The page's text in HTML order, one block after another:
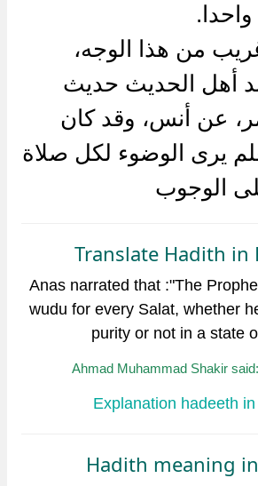
من هذا الوجه،
أهل الحديث حديث
عن أنس، وقد كان
يرى الوضوء لكل صلاة
الوجوب
Translate Hadith in
Anas narrated that :"The
wudu for every Salat, whether
purity or not in a state
Ahmad Muhammad Shakir said:
Explanation hadeeth
Hadith meaning